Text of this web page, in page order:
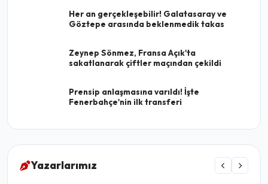
Her an gerçekleşebilir! Galatasaray ve
Göztepe arasında beklenmedik takas
Zeynep Sönmez, Fransa Açık'ta
sakatlanarak çiftler maçından çekildi
Prensip anlaşmasına varıldı! İşte
Fenerbahçe'nin ilk transferi
Yazarlarımız